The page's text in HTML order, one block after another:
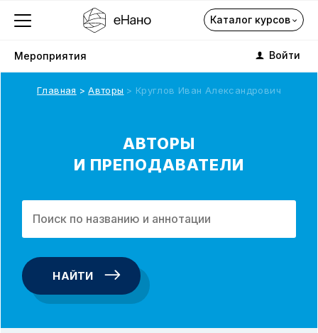
Каталог курсов
Мероприятия Войти
О компании
Каталог
Подписка на курсы
Открытая коллекция
Главная Авторы Круглов Иван Александрович
АВТОРЫ
И ПРЕПОДАВАТЕЛИ
НАЙТИ